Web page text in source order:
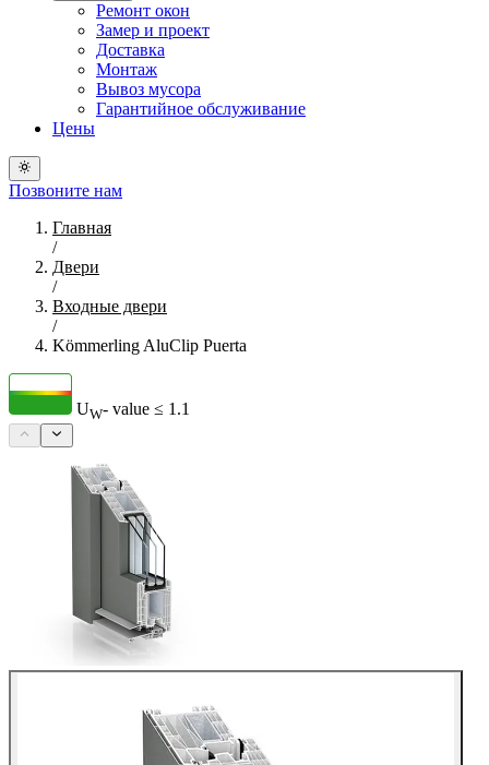
Ремонт окон
Замер и проект
Доставка
Монтаж
Вывоз мусора
Гарантийное обслуживание
Цены
Позвоните нам
Главная
/
Двери
/
Входные двери
/
Kömmerling AluClip Puerta
UW- value ≤ 1.1